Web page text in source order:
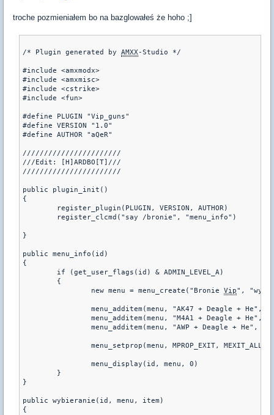
troche pozmieniałem bo na bazglowałeś że hoho ;]
/* Plugin generated by AMXX-Studio */
#include <amxmodx>
#include <amxmisc>
#include <cstrike>
#include <fun>
#define PLUGIN "Vip_guns"
#define VERSION "1.0"
#define AUTHOR "aQeR"
///////////////////////
///Edit: [H]ARDBO[T]///
///////////////////////
public plugin_init()
{
	register_plugin(PLUGIN, VERSION, AUTHOR)
	register_clcmd("say /bronie", "menu_info")
}
public menu_info(id)
{
	if (get_user_flags(id) & ADMIN_LEVEL_A)
	{
		new menu = menu_create("Bronie
Vip",
menu_additem(menu, "AK47 + Deagle + He",
menu_additem(menu, "M4A1 + Deagle + He",
menu_additem(menu, "AWP + Deagle + He",
		menu_setprop(menu, MPROP_EXIT, MEXIT_ALL)
		menu_display(id, menu, 0)
	}
}
public wybieranie(id, menu, item)
{